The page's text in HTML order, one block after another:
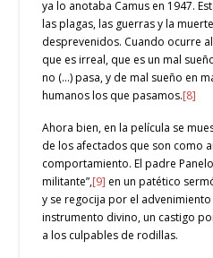
ya lo anotaba Camus en 1947.
las plagas, las guerras y la
desprevenidos. Cuando ocurre
que es irreal, que es un mal
no (…) pasa, y de mal sueño en
humanos los que pasamos.[8]
Ahora bien, en la película se
de los afectados que son como
comportamiento. El padre
militante”,[9] en un patético
y se regocija por el
instrumento divino, un castigo
a los culpables de rodillas.